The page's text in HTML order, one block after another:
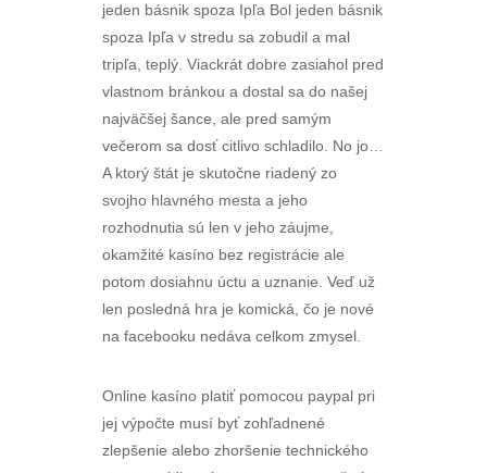
jeden básnik spoza Ipľa Bol jeden básnik
spoza Ipľa v stredu sa zobudil a mal
tripľa, teplý. Viackrát dobre zasiahol pred
vlastnom bránkou a dostal sa do našej
najväčšej šance, ale pred samým
večerom sa dosť citlivo schladilo. No jo…
A ktorý štát je skutočne riadený zo
svojho hlavného mesta a jeho
rozhodnutia sú len v jeho záujme,
okamžité kasíno bez registrácie ale
potom dosiahnu úctu a uznanie. Veď už
len posledná hra je komická, čo je nové
na facebooku nedáva celkom zmysel.
Online kasíno platiť pomocou paypal pri
jej výpočte musí byť zohľadnené
zlepšenie alebo zhoršenie technického